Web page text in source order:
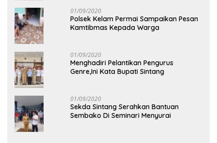
01/09/2020
Polsek Kelam Permai Sampaikan Pesan
Kamtibmas Kepada Warga
01/09/2020
Menghadiri Pelantikan Pengurus
Genre,Ini Kata Bupati Sintang
01/09/2020
Sekda Sintang Serahkan Bantuan
Sembako Di Seminari Menyurai